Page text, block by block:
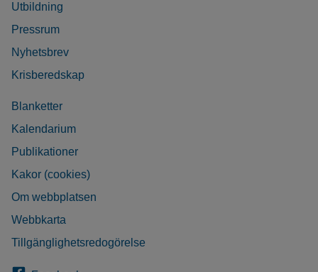
Utbildning
Pressrum
Nyhetsbrev
Krisberedskap
Blanketter
Kalendarium
Publikationer
Kakor (cookies)
Om webbplatsen
Webbkarta
Tillgänglighetsredogörelse